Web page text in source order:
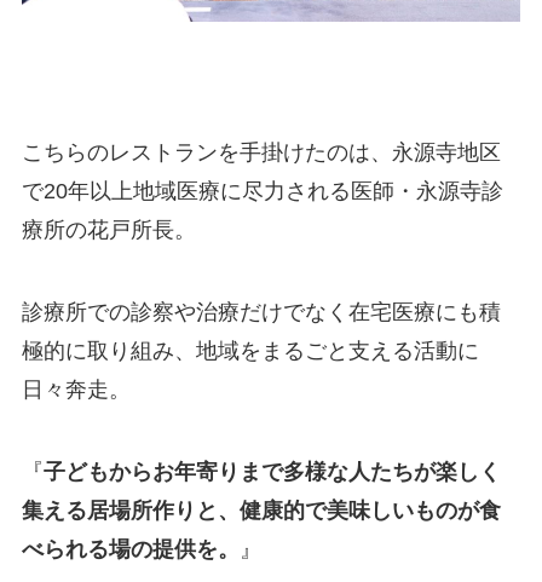
こちらのレストランを手掛けたのは、永源寺地区
で20年以上地域医療に尽力される医師・永源寺診
療所の花戸所長。
診療所での診察や治療だけでなく在宅医療にも積
極的に取り組み、地域をまるごと支える活動に
日々奔走。
『子どもからお年寄りまで多様な人たちが楽しく
集える居場所作りと、健康的で美味しいものが食
べられる場の提供を。
』